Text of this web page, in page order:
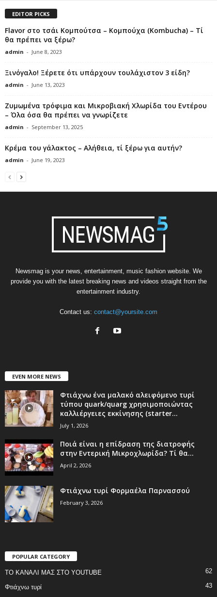
EDITOR PICKS
Flavor στο τσάι Κομπούτσα – Κομπούχα (Kombucha) – Τί
θα πρέπει να ξέρω?
admin - June 8, 2023
Ξινόγαλο! Ξέρετε ότι υπάρχουν τουλάχιστον 3 είδη?
admin - June 13, 2023
Ζυμωμένα τρόφιμα και Μικροβιακή Χλωρίδα του Εντέρου
– Όλα όσα θα πρέπει να γνωρίζετε
admin - September 13, 2025
Κρέμα του γάλακτος – Αλήθεια, τί ξέρω για αυτήν?
admin - June 19, 2023
Newsmag is your news, entertainment, music fashion website. We
provide you with the latest breaking news and videos straight from the
entertainment industry.
Contact us: contact@yoursite.com
EVEN MORE NEWS
Φτιάχνω ένα μαλακό αλειφόμενο τυρί
τύπου quark/quarg χρησιμοποιώντας
καλλιέργειες εκκίνησης (starter...
July 1, 2026
Ποιά είναι η επίδραση της διατροφής
στην Εντερική Μικροχλωρίδα? Τί θα...
April 2, 2026
Φτιάχνω τυρί Φορμαέλα Παρνασσού
February 3, 2026
POPULAR CATEGORY
ΤΟ ΚΑΝΑΛΙ ΜΑΣ ΣΤΟ YOUTUBE 62
Φτιάχνω τυρί
43